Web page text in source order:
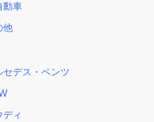
動車
他
セデス・ベンツ
ディ